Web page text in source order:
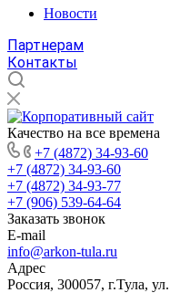
Новости
Партнерам
Контакты
Качество на все времена
+7 (4872) 34-93-60
+7 (4872) 34-93-60
+7 (4872) 34-93-77
+7 (906) 539-64-64
Заказать звонок
E-mail
info@arkon-tula.ru
Адрес
Россия, 300057, г.Тула,